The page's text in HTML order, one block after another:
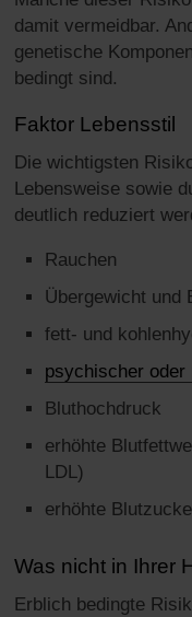
damit vermeidbar.
genetische
bedingt sind.
Faktor Lebensstil
Die wichtigsten
Lebensweise sowie
deutlich reduziert
Rauchen
Übergewicht und
fett- und
psychischer
Bluthochdruck
erhöhte
LDL)
erhöhte
Was nicht in Ihrer
Erblich bedingte